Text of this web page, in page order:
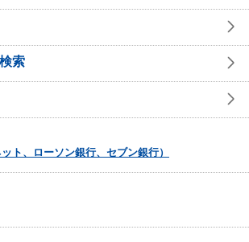
索
ト、ローソン銀行、セブン銀行）